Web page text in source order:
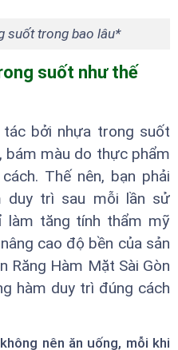
suốt trong bao lâu*
suốt như thế
bởi nhựa trong suốt
bám màu do thực phẩm
Thế nên, bạn phải
duy trì sau mỗi lần sử
làm tăng tính thẩm mỹ
cao độ bền của sản
Răng Hàm Mặt Sài Gòn
hàm duy trì đúng cách
nên ăn uống, mỗi khi